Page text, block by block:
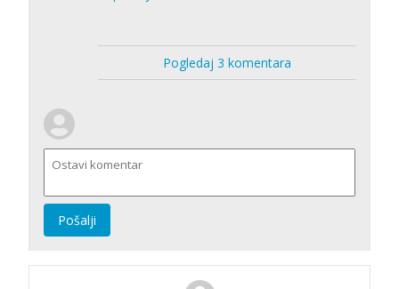
Pogledaj 3 komentara
Pošalji